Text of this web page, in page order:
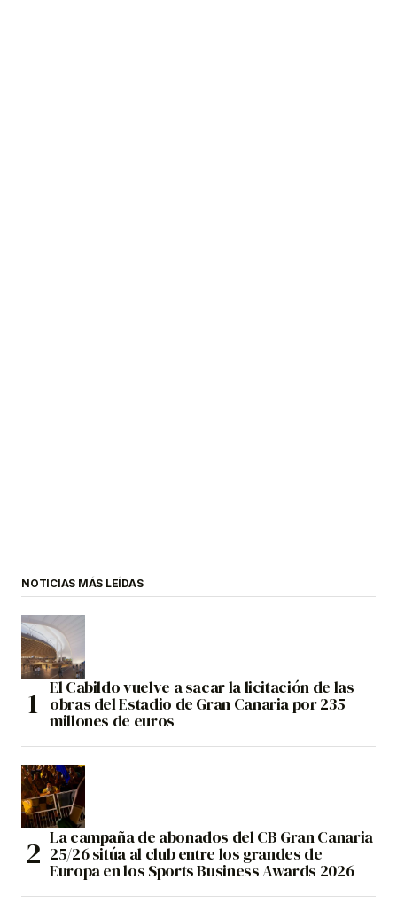
NOTICIAS MÁS LEÍDAS
El Cabildo vuelve a sacar la licitación de las
obras del Estadio de Gran Canaria por 235
millones de euros
La campaña de abonados del CB Gran Canaria
25/26 sitúa al club entre los grandes de
Europa en los Sports Business Awards 2026